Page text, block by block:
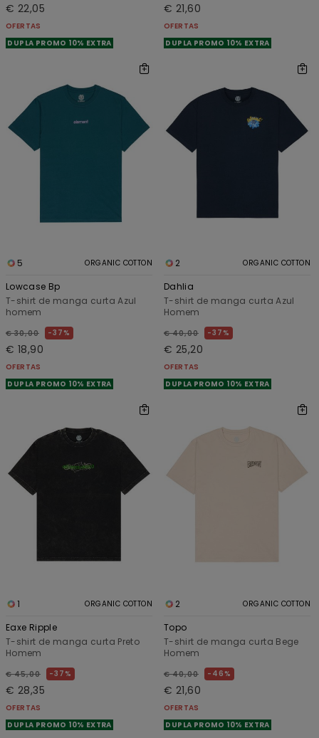
€ 22,05
OFERTAS
DUPLA PROMO 10% EXTRA
€ 21,60
OFERTAS
DUPLA PROMO 10% EXTRA
5 ORGANIC COTTON
Lowcase Bp
T-shirt de manga curta Azul
homem
€ 30,00 37%
€ 18,90
OFERTAS
DUPLA PROMO 10% EXTRA
2 ORGANIC COTTON
Dahlia
T-shirt de manga curta Azul
Homem
€ 40,00 37%
€ 25,20
OFERTAS
DUPLA PROMO 10% EXTRA
1 ORGANIC COTTON
Eaxe Ripple
T-shirt de manga curta Preto
Homem
€ 45,00 37%
€ 28,35
OFERTAS
DUPLA PROMO 10% EXTRA
2 ORGANIC COTTON
Topo
T-shirt de manga curta Bege
Homem
€ 40,00 46%
€ 21,60
OFERTAS
DUPLA PROMO 10% EXTRA